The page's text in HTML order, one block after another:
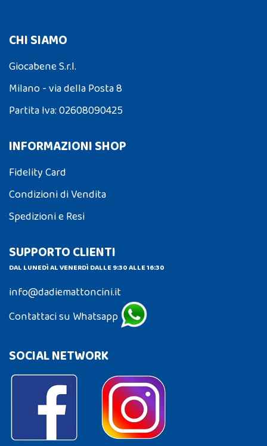
CHI SIAMO
Giocabene S.r.l.
Milano - via della Posta 8
Partita Iva: 02608090425
INFORMAZIONI SHOP
Fidelity Card
Condizioni di Vendita
Spedizioni e Resi
SUPPORTO CLIENTI
DAL LUNEDÌ AL VENERDÌ DALLE 9:30 ALLE 16:30
info@dadiemattoncini.it
Contattaci su Whatsapp
SOCIAL NETWORK